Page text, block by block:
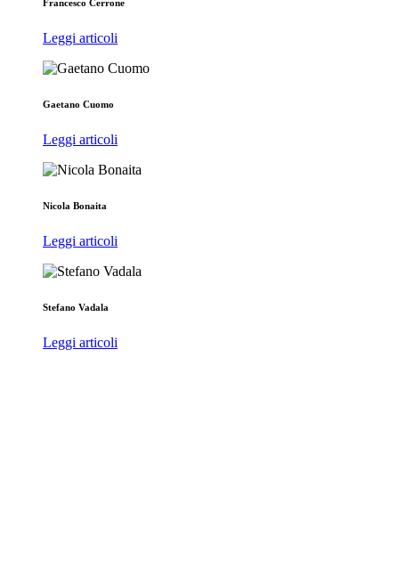
Francesco Cerrone
Leggi articoli
Gaetano Cuomo
Leggi articoli
Nicola Bonaita
Leggi articoli
Stefano Vadala
Leggi articoli